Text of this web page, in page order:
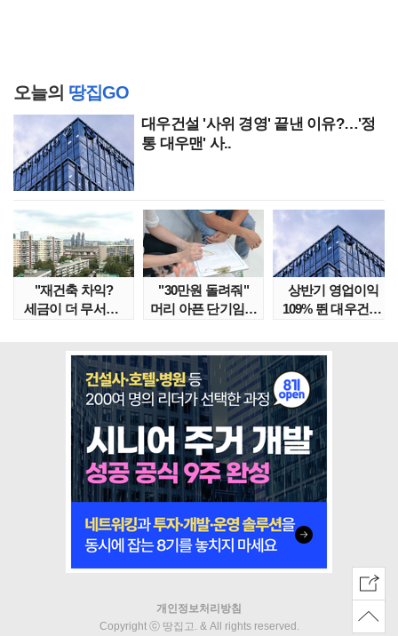
오늘의 땅집GO
대우건설 '사위 경영' 끝낸 이유?…'정
통 대우맨' 사..
"재건축 차익?
세금이 더 무서워"
"30만원 돌려줘"
머리 아픈 단기임대
상반기 영업이익
109% 뛴 대우건설,
개인정보처리방침
Copyright ⓒ 땅집고. & All rights reserved.